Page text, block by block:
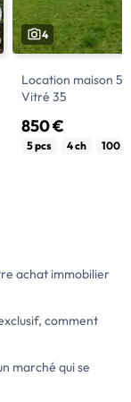
4
Location maison 5
Vitré 35
850 €
Maison
estimé des
immobilière >>
5 pcs 4 ch 100㎡
achat immobilier
comment
marché qui se